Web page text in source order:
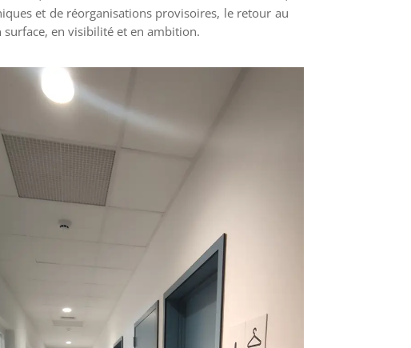
et de réorganisations provisoires, le retour au
surface, en visibilité et en ambition.